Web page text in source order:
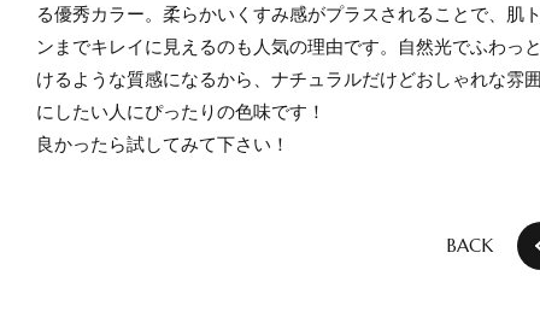
る優秀カラー。柔らかいくすみ感がプラスされることで、肌
ンまでキレイに見えるのも人気の理由です。自然光でふわっ
けるような質感になるから、ナチュラルだけどおしゃれな雰
にしたい人にぴったりの色味です！
良かったら試してみて下さい！
BACK